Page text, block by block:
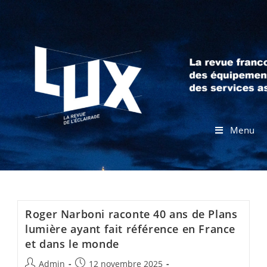
Menu
Roger Narboni raconte 40 ans de Plans
lumière ayant fait référence en France
et dans le monde
Admin 12 novembre 2025